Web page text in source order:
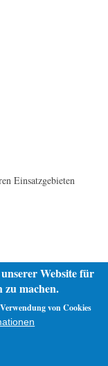
Einsatzgebieten
Website für
zu machen.
von Cookies